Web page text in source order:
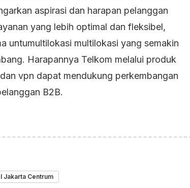
aspirasi dan harapan pelanggan
yang lebih optimal dan fleksibel,
untumultilokasi multilokasi yang semakin
Harapannya Telkom melalui produk
vpn dapat mendukung perkembangan
B2B.
Jakarta Centrum